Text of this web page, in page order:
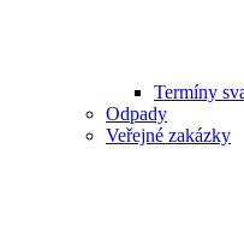
Termíny
Odpady
Veřejné zakázky